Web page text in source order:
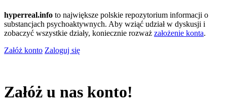
hyperreal.info to największe polskie repozytorium informacji o
substancjach psychoaktywnych. Aby wziąć udział w dyskusji i
zobaczyć wszystkie działy, koniecznie rozważ założenie konta.
Załóż konto Zaloguj się
Załóż u nas konto!